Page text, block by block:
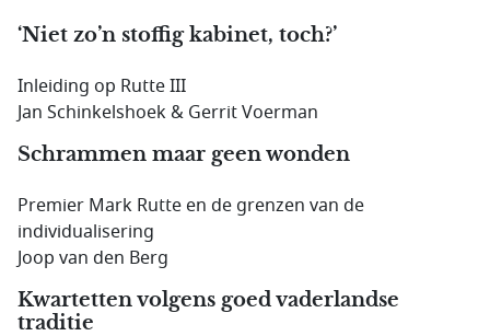
‘Niet zo’n stoffig kabinet, toch?’
Inleiding op Rutte III
Jan Schinkelshoek & Gerrit Voerman
Schrammen maar geen wonden
Premier Mark Rutte en de grenzen van de
individualisering
Joop van den Berg
Kwartetten volgens goed vaderlandse
traditie